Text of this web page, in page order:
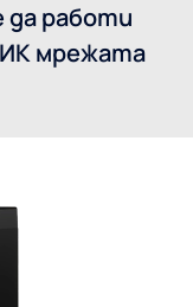
да работи
мрежата